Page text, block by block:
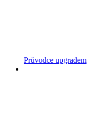
Průvodce upgradem